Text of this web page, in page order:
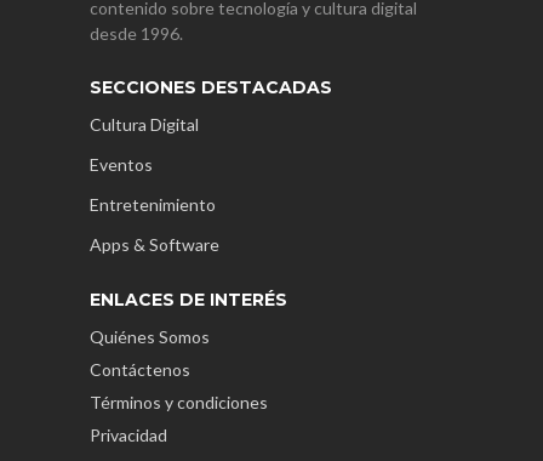
contenido sobre tecnología y cultura digital
desde 1996.
SECCIONES DESTACADAS
Cultura Digital
Eventos
Entretenimiento
Apps & Software
ENLACES DE INTERÉS
Quiénes Somos
Contáctenos
Términos y condiciones
Privacidad